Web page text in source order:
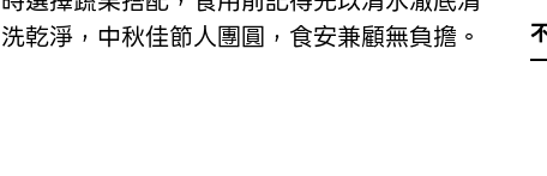
洗乾淨，中秋佳節人團圓，食安兼顧無負擔。